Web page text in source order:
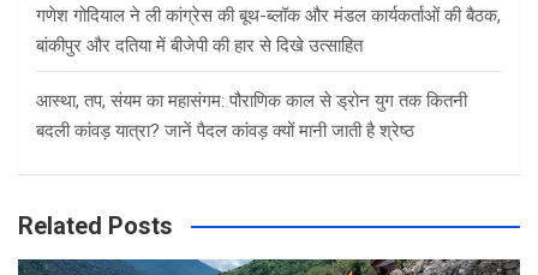
गणेश गोदियाल ने ली कांग्रेस की बूथ-ब्लॉक और मंडल कार्यकर्ताओं की बैठक,
बांकीपुर और दतिया में बीजेपी की हार से दिखे उत्साहित
आस्था, तप, संयम का महासंगम: पौराणिक काल से ड्रोन युग तक कितनी
बदली कांवड़ यात्रा? जानें पैदल कांवड़ क्यों मानी जाती है श्रेष्ठ
Related Posts